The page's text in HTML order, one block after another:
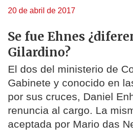
20 de abril de 2017
Se fue Ehnes
Gilardino?
El dos del ministerio de
Gabinete y conocido en
por sus cruces, Daniel
renuncia al cargo. La
aceptada por Mario das